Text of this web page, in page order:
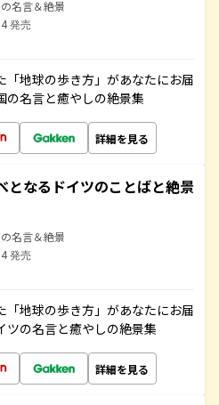
名言＆絶景
発売
地球の歩き方」があなたにお届
の名言と癒やしの絶景集
詳細を見る
となるドイツのことばと絶景
名言＆絶景
発売
地球の歩き方」があなたにお届
ツの名言と癒やしの絶景集
詳細を見る